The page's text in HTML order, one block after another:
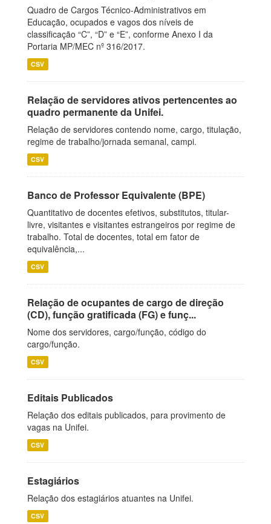
Quadro de Cargos Técnico-Administrativos em
Educação, ocupados e vagos dos níveis de
classificação “C”, “D” e “E”, conforme Anexo I da
Portaria MP/MEC nº 316/2017.
CSV
Relação de servidores ativos pertencentes ao
quadro permanente da Unifei.
Relação de servidores contendo nome, cargo, titulação,
regime de trabalho/jornada semanal, campi.
CSV
Banco de Professor Equivalente (BPE)
Quantitativo de docentes efetivos, substitutos, titular-
livre, visitantes e visitantes estrangeiros por regime de
trabalho. Total de docentes, total em fator de
equivalência,...
CSV
Relação de ocupantes de cargo de direção
(CD), função gratificada (FG) e funç...
Nome dos servidores, cargo/função, código do
cargo/função.
CSV
Editais Publicados
Relação dos editais publicados, para provimento de
vagas na Unifei.
CSV
Estagiários
Relação dos estagiários atuantes na Unifei.
CSV